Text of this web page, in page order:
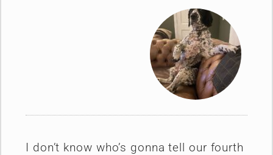
I don’t know who’s gonna tell our fourth